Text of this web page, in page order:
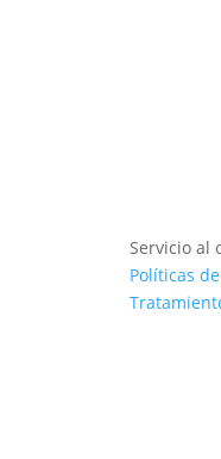
Servicio al
Políticas